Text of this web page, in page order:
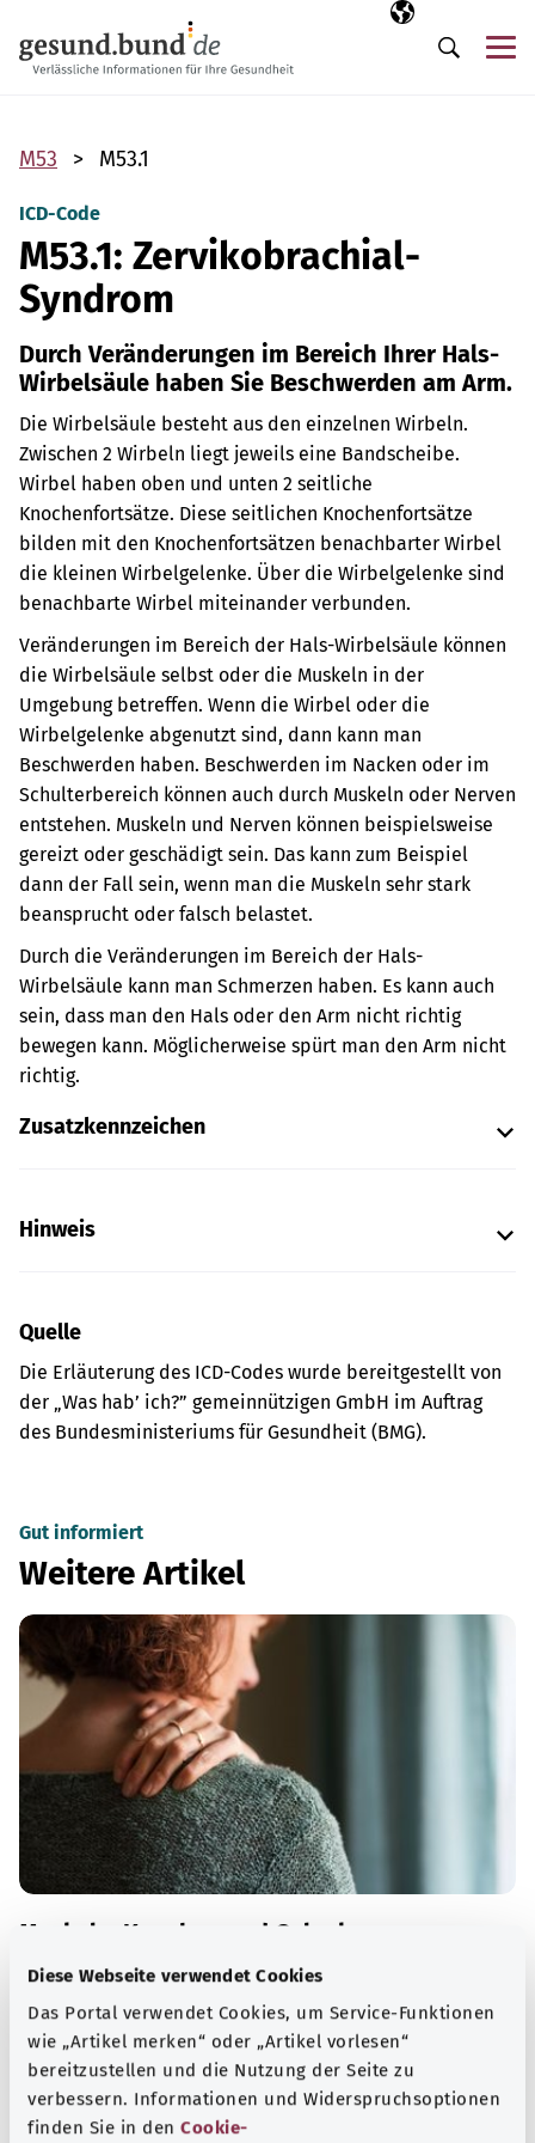
Diese Webseite verwendet Cookies
Das Portal verwendet Cookies, um Service-Funktionen
wie „Artikel merken“ oder „Artikel vorlesen“
bereitzustellen und die Nutzung der Seite zu
verbessern. Informationen und Widerspruchsoptionen
finden Sie in den Cookie-
Ausgewählte
DE
Suche
M53 M53.1
ICD-Code
M53.1: Zervikobrachial-
Syndrom
Durch Veränderungen im Bereich Ihrer Hals-
Wirbelsäule haben Sie Beschwerden am Arm.
Die Wirbelsäule besteht aus den einzelnen Wirbeln.
Zwischen 2 Wirbeln liegt jeweils eine Bandscheibe.
Wirbel haben oben und unten 2 seitliche
Knochenfortsätze. Diese seitlichen Knochenfortsätze
bilden mit den Knochenfortsätzen benachbarter Wirbel
die kleinen Wirbelgelenke. Über die Wirbelgelenke sind
benachbarte Wirbel miteinander verbunden.
Veränderungen im Bereich der Hals-Wirbelsäule können
die Wirbelsäule selbst oder die Muskeln in der
Umgebung betreffen. Wenn die Wirbel oder die
Wirbelgelenke abgenutzt sind, dann kann man
Beschwerden haben. Beschwerden im Nacken oder im
Schulterbereich können auch durch Muskeln oder Nerven
entstehen. Muskeln und Nerven können beispielsweise
gereizt oder geschädigt sein. Das kann zum Beispiel
dann der Fall sein, wenn man die Muskeln sehr stark
beansprucht oder falsch belastet.
Durch die Veränderungen im Bereich der Hals-
Wirbelsäule kann man Schmerzen haben. Es kann auch
sein, dass man den Hals oder den Arm nicht richtig
bewegen kann. Möglicherweise spürt man den Arm nicht
richtig.
Zusatzkennzeichen
Hinweis
Quelle
Die Erläuterung des ICD-Codes wurde bereitgestellt von
der „Was hab’ ich?” gemeinnützigen GmbH im Auftrag
des Bundesministeriums für Gesundheit (BMG).
Gut informiert
Weitere Artikel
Muskeln, Knochen und Gelenke
Viele Erkrankungen des Bewegungsapparates sind auf
altersbedingten Verschleiß zurückzuführen – zunehmend
auch auf zu wenig Bewegung und zu viel Sitzen.
Mehr erfahren